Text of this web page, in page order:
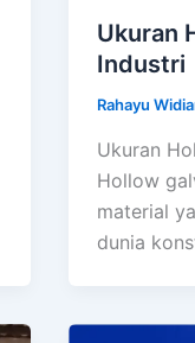
Ukuran
Industri
Rahayu
Ukuran
Hollow
material
dunia